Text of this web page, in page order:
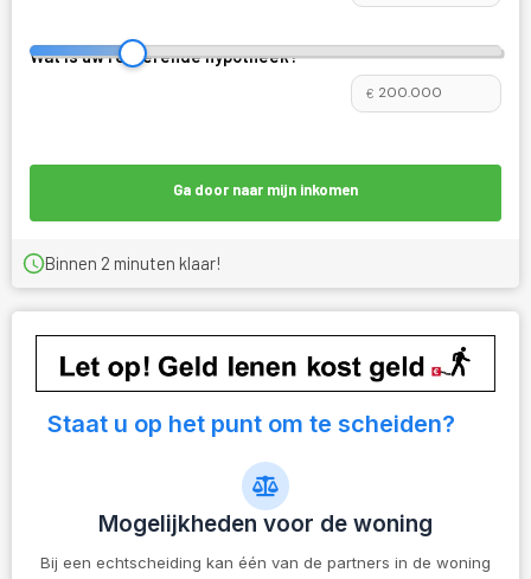
Wat is uw resterende hypotheek?*
€
Ga door naar mijn inkomen
Binnen 2 minuten klaar!
Staat u op het punt om te scheiden?
Mogelijkheden voor de woning
Bij een echtscheiding kan één van de partners in de woning